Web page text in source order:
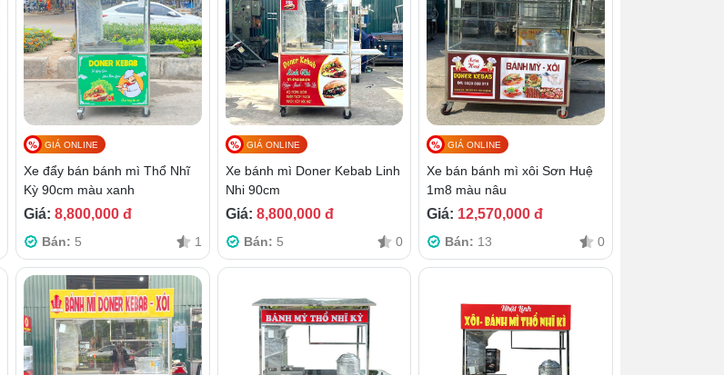
GIÁ ONLINE
Xe đẩy bán bánh mì Thổ Nhĩ
Kỳ 90cm màu xanh
Giá: 8,800,000 đ
Bán: 5 1
GIÁ ONLINE
Xe bánh mì Doner Kebab Linh
Nhi 90cm
Giá: 8,800,000 đ
Bán: 5 0
GIÁ ONLINE
Xe bán bánh mì xôi Sơn Huệ
1m8 màu nâu
Giá: 12,570,000 đ
Bán: 13 0